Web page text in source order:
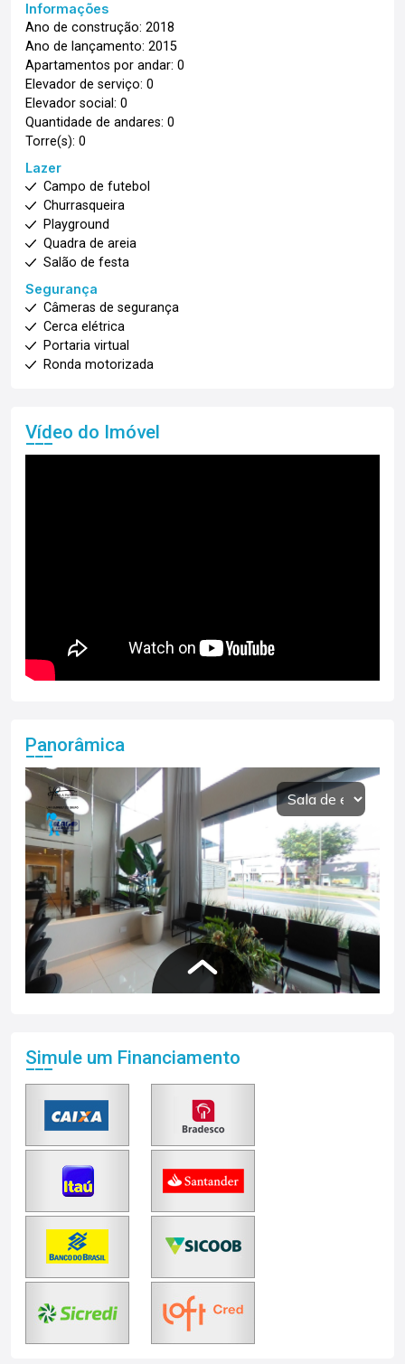
Informações
Ano de construção: 2018
Ano de lançamento: 2015
Apartamentos por andar: 0
Elevador de serviço: 0
Elevador social: 0
Quantidade de andares: 0
Torre(s): 0
Lazer
Campo de futebol
Churrasqueira
Playground
Quadra de areia
Salão de festa
Segurança
Câmeras de segurança
Cerca elétrica
Portaria virtual
Ronda motorizada
Vídeo do Imóvel
Panorâmica
Simule um Financiamento